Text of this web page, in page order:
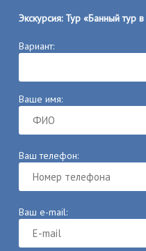
Экскурсия: Тур «Банный тур
Вариант:
Ваше имя:
Ваш телефон:
Ваш e-mail: